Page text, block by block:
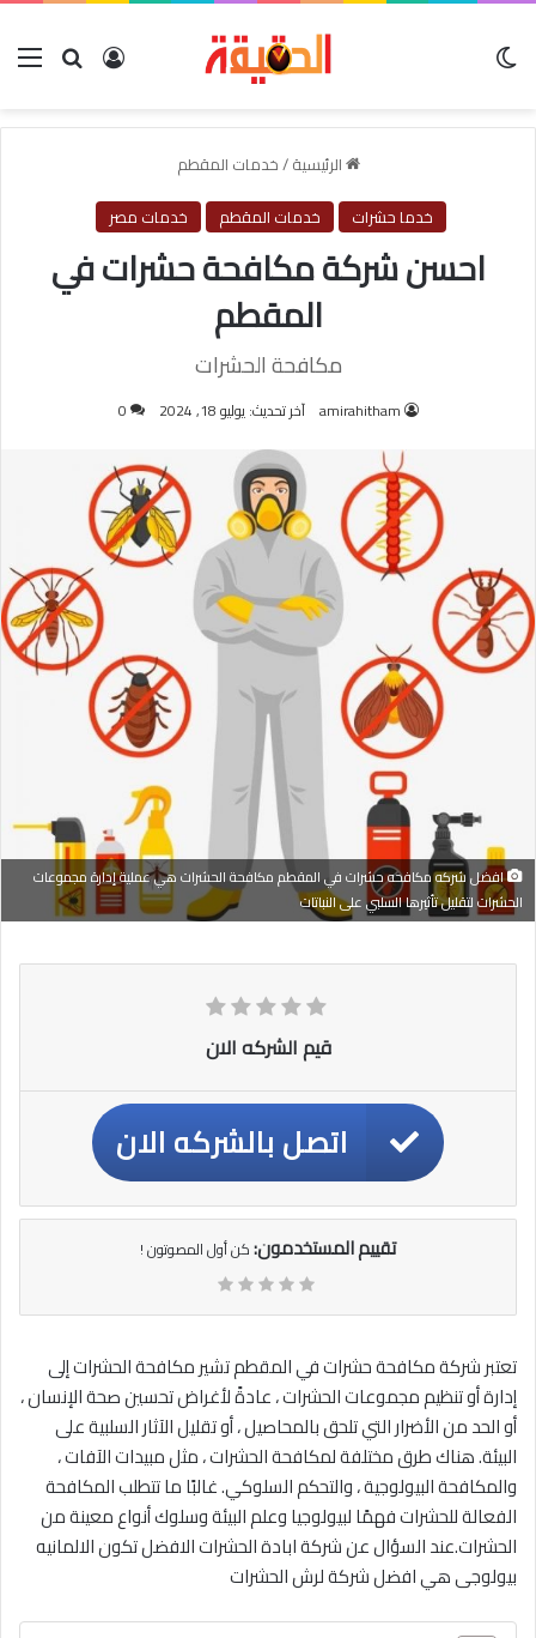
بحث عنتسجيل
الرئيسية/خدمات المقطم
خدما حشرات
خدمات المقطم خدمات مصر
احسن شركة مكافحة حشرات في
المقطم
مكافحة الحشرات
amirahitham آخر تحديث: يوليو 18, 2024 0
افضل شركه مكافحه حشرات في المقطم مكافحة الحشرات هي عملية إدارة مجموعات
الحشرات لتقليل تأثيرها السلبي على النباتات
قيم الشركه الان
اتصل بالشركه الان
تقييم المستخدمون:كن أول المصوتون !
تعتبر شركة مكافحة حشرات في المقطم تشير مكافحة الحشرات إلى
إدارة أو تنظيم مجموعات الحشرات ، عادةً لأغراض تحسين صحة الإنسان ،
أو الحد من الأضرار التي تلحق بالمحاصيل ، أو تقليل الآثار السلبية على
البيئة. هناك طرق مختلفة لمكافحة الحشرات ، مثل مبيدات الآفات ،
والمكافحة البيولوجية ، والتحكم السلوكي. غالبًا ما تتطلب المكافحة
الفعالة للحشرات فهمًا لبيولوجيا وعلم البيئة وسلوك أنواع معينة من
الحشرات.عند السؤال عن شركة ابادة الحشرات الافضل تكون الالمانيه
بيولوجى هي افضل شركة لرش الحشرات